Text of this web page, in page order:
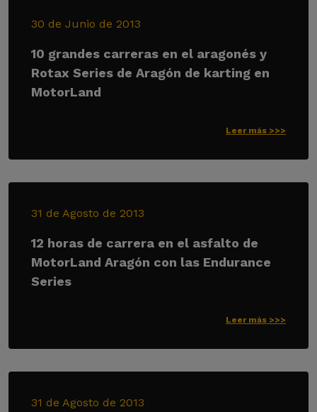
30 de Junio de 2013
10 grandes carreras en el aragonés y
Rotax Series de Aragón de karting en
MotorLand
Leer más >>>
31 de Agosto de 2013
12 horas de carrera en el asfalto de
MotorLand Aragón con las Endurance
Series
Leer más >>>
31 de Agosto de 2013